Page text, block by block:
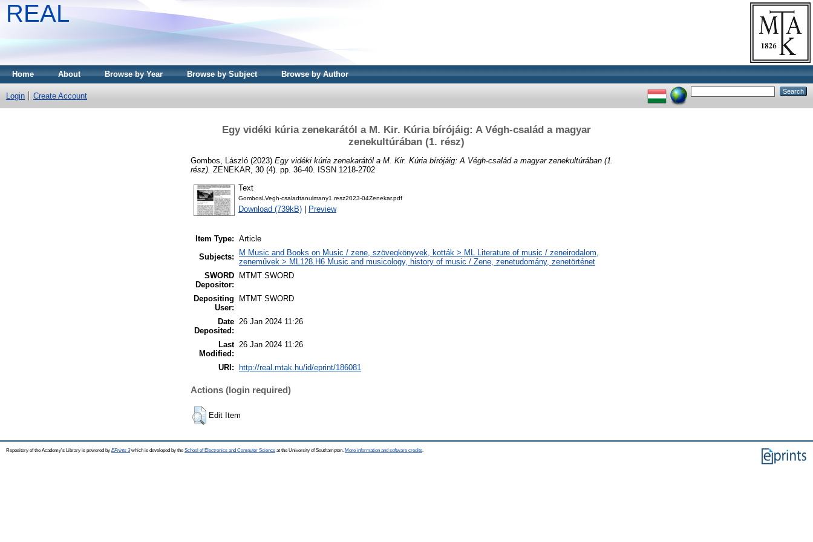
REAL
Home About Browse by Year Browse by Subject Browse by Author
Login Create Account
Egy vidéki kúria zenekarától a M. Kir. Kúria bírójáig: A Végh-család a magyar
zenekultúrában (1. rész)
Gombos, László (2023) Egy vidéki kúria zenekarától a M. Kir. Kúria bírójáig: A Végh-család a magyar zenekultúrában (1.
rész). ZENEKAR, 30 (4). pp. 36-40. ISSN 1218-2702
Text
GombosLVegh-csaladtanulmany1.resz2023-04Zenekar.pdf
Download (739kB) Preview
Item Type: Article
Subjects:
M Music and Books on Music / zene, szövegkönyvek, kották > ML Literature of music / zeneirodalom,
zeneművek > ML128.H6 Music and musicology, history of music / Zene, zenetudomány, zenetörténet
SWORD
Depositor:
MTMT SWORD
Depositing
User:
MTMT SWORD
Date
Deposited:
26 Jan 2024 11:26
Last
Modified:
26 Jan 2024 11:26
URI: http://real.mtak.hu/id/eprint/186081
Actions (login required)
Edit Item
Repository of the Academy's Library is powered by EPrints 3which is developed by the School of Electronics and Computer Science at the University of Southampton. More information and software credits